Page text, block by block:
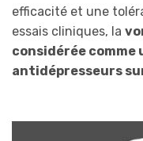
efficacité et une
essais cliniques, la
considérée
antidépresseurs